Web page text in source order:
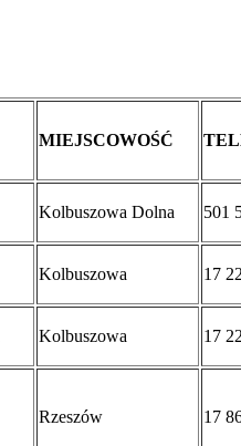
MIEJSCOWOŚĆ
Kolbuszowa Dolna 501
Kolbuszowa 17
Kolbuszowa 17
Rzeszów 17